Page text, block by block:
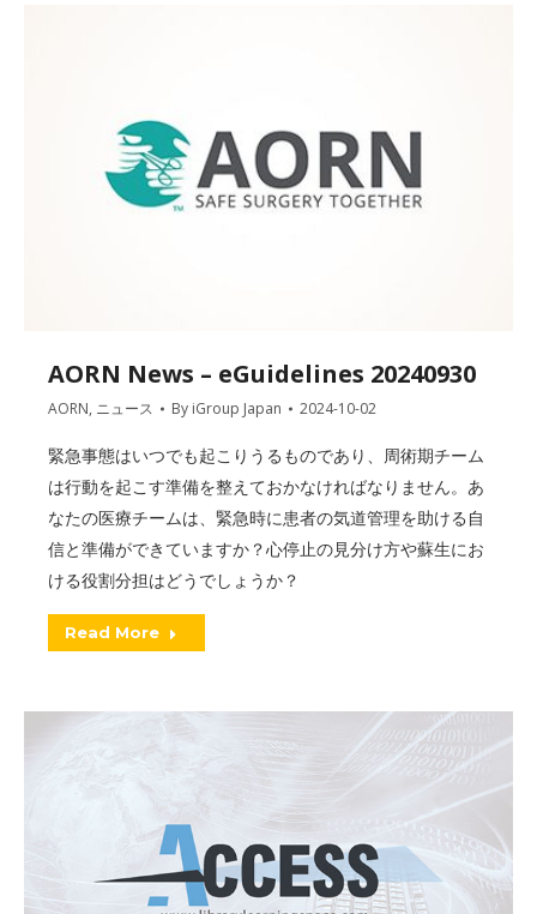
AORN News – eGuidelines 20240930
AORN, ニュース By iGroup Japan 2024-10-02
緊急事態はいつでも起こりうるものであり、周術期チーム
は行動を起こす準備を整えておかなければなりません。あ
なたの医療チームは、緊急時に患者の気道管理を助ける自
信と準備ができていますか？心停止の見分け方や蘇生にお
ける役割分担はどうでしょうか？
Read More